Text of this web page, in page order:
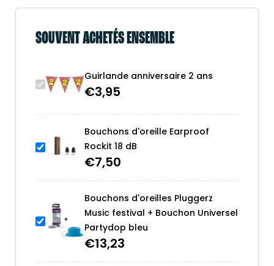
SOUVENT ACHETÉS ENSEMBLE
Guirlande anniversaire 2 ans
€3,95
Bouchons d'oreille Earproof
Rockit 18 dB
€7,50
Bouchons d'oreilles Pluggerz
Music festival + Bouchon Universel
Partydop bleu
€13,23